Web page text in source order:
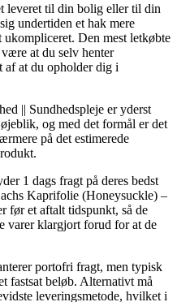
leveret til din bolig eller til din
undertiden et hak mere
Den mest letkøbte
at du selv henter
af at du opholder dig i
|| Sundhedspleje er yderst
og med det formål er det
på det estimerede
1 dags fragt på deres bedst
Kaprifolie (Honeysuckle) –
før et aftalt tidspunkt, så de
varer klargjort forud for at de
portofri fragt, men typisk
fastsat beløb. Alternativt må
leveringsmetode, hvilket i